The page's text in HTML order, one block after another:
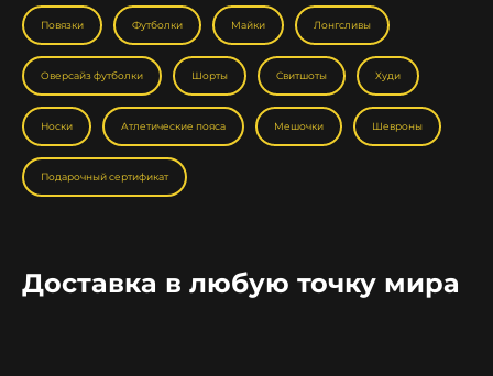
Повязки Футболки Майки Лонгсливы
Оверсайз футболки Шорты Свитшоты Худи
Носки Атлетические пояса Мешочки Шевроны
Подарочный сертификат
Доставка в любую точку мира